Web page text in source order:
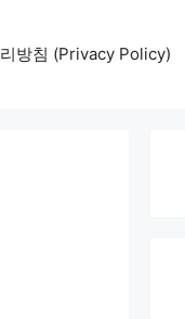
방침 (Privacy Policy)